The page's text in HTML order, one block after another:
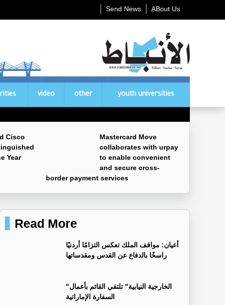
ِABout Us Send News
video other youth universities
Cisco
Year
Mastercard Move
collaborates with urpay
to enable convenient
and secure cross-
border payment services
Read More
أعيان: مواقف الملك تعكس التزامًا أردنيًا
راسخًا بالدفاع عن القدس ومقدساتها
"الخارجية النيابية" تلتقي القائم بأعمال
السفارة الإماراتية